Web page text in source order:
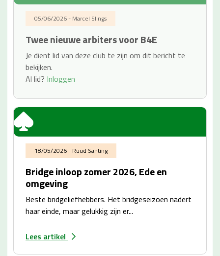
05/06/2026 - Marcel Slings
Twee nieuwe arbiters voor B4E
Je dient lid van deze club te zijn om dit bericht te
bekijken.
Al lid? Inloggen
18/05/2026 - Ruud Santing
Bridge inloop zomer 2026, Ede en
omgeving
Beste bridgeliefhebbers. Het bridgeseizoen nadert
haar einde, maar gelukkig zijn er...
Lees artikel